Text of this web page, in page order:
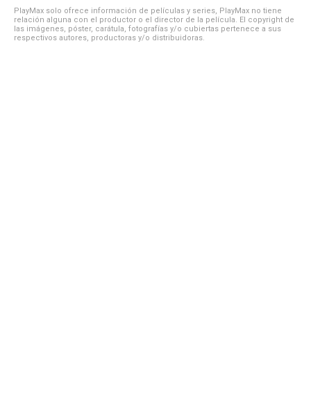
PlayMax solo ofrece información de películas y series, PlayMax no tiene
relación alguna con el productor o el director de la película. El copyright de
las imágenes, póster, carátula, fotografías y/o cubiertas pertenece a sus
respectivos autores, productoras y/o distribuidoras.